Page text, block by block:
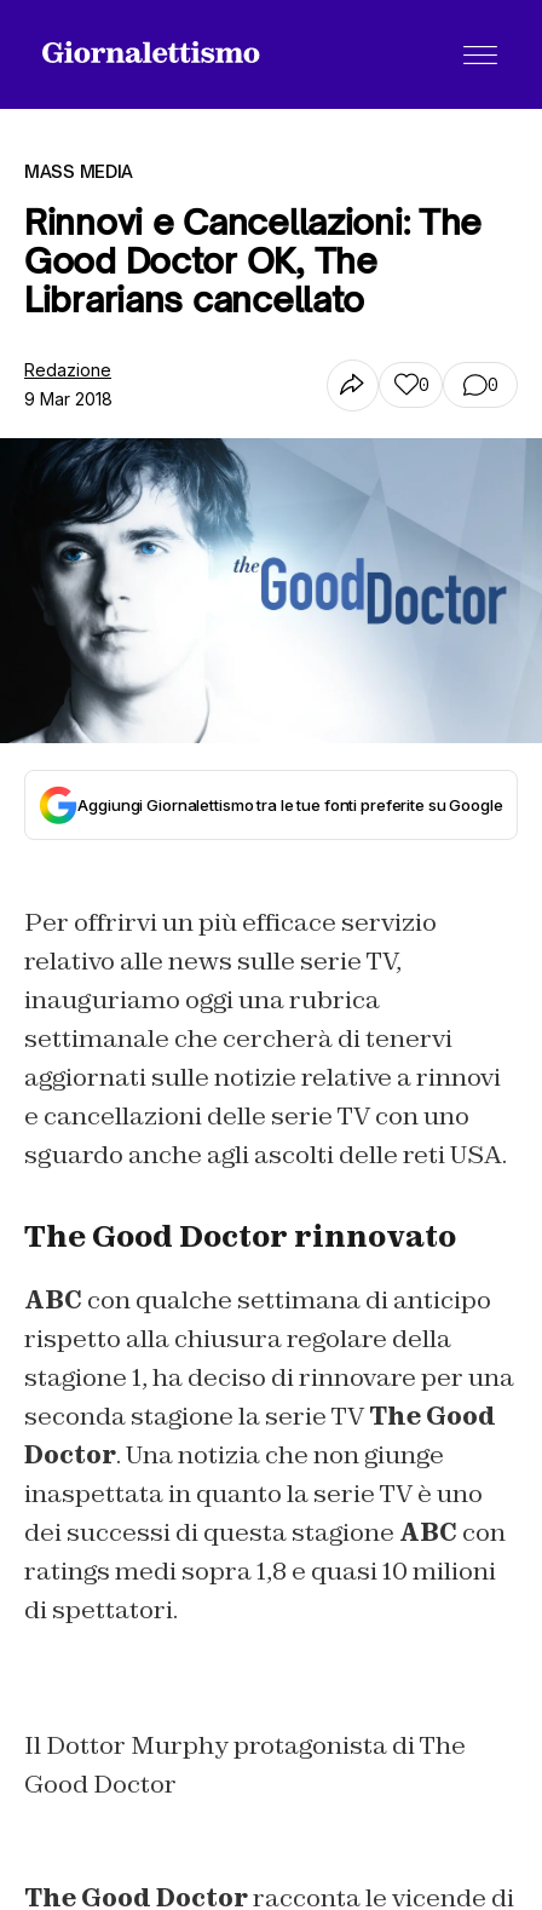
Tutti gli articoli
Chi siamo
Contatti
MASS MEDIA
Rinnovi e Cancellazioni: The
Good Doctor OK, The
Librarians cancellato
Redazione
9 Mar 2018
0 0
Aggiungi Giornalettismo tra le tue fonti preferite su Google
Per offrirvi un più efficace servizio
relativo alle news sulle serie TV,
inauguriamo oggi una rubrica
settimanale che cercherà di tenervi
aggiornati sulle notizie relative a rinnovi
e cancellazioni delle serie TV con uno
sguardo anche agli ascolti delle reti USA.
The Good Doctor rinnovato
ABC con qualche settimana di anticipo
rispetto alla chiusura regolare della
stagione 1, ha deciso di rinnovare per una
seconda stagione la serie TVThe Good
Doctor. Una notizia che non giunge
inaspettata in quanto la serie TV è uno
dei successi di questa stagione ABC con
ratings medi sopra 1,8 e quasi 10 milioni
di spettatori.
Il Dottor Murphy protagonista di The
Good Doctor
The Good Doctorracconta le vicende di